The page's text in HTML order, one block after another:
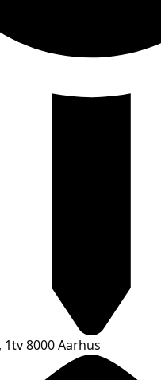
8000 Aarhus